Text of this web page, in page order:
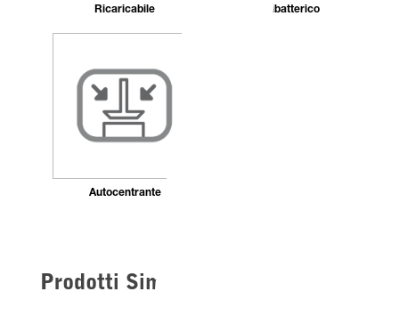
Ricaricabile Antibatterico
Autocentrante
Prodotti Simili